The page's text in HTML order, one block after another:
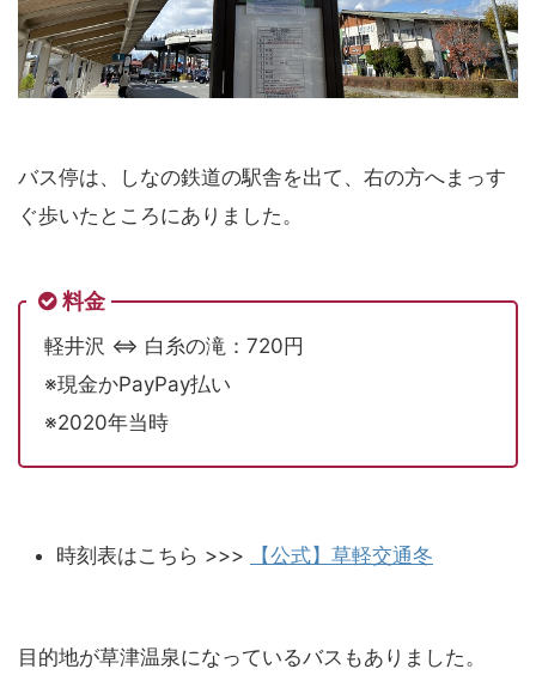
バス停は、しなの鉄道の駅舎を出て、右の方へまっす
ぐ歩いたところにありました。
料金
軽井沢 ⇔ 白糸の滝：720円
※現金かPayPay払い
※2020年当時
時刻表はこちら >>> 【公式】草軽交通冬
目的地が草津温泉になっているバスもありました。